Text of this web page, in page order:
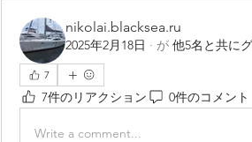
nikolai.blacksea.ru
2025年2月18日 · が 他5名と共に
7
7件のリアクション 0件のコメント
Write a comment...